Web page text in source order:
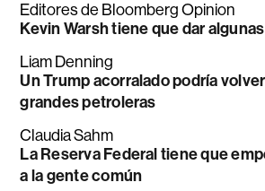
Editores de Bloomberg Opinion
Kevin Warsh tiene que dar
Liam Denning
Un Trump acorralado podría
grandes petroleras
Claudia Sahm
La Reserva Federal tiene que
a la gente común